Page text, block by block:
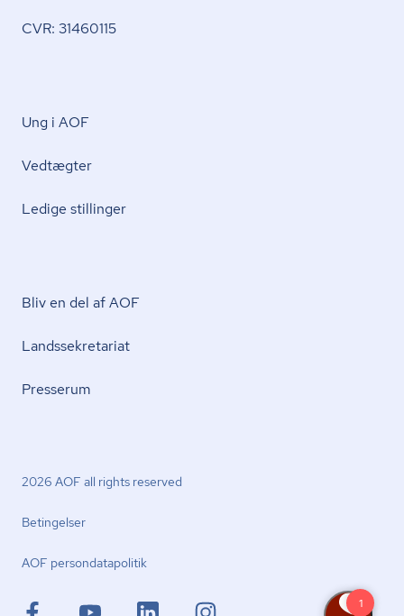
CVR: 31460115
Ung i AOF
Vedtægter
Ledige stillinger
Bliv en del af AOF
Lands­se­kre­ta­ri­at
Presserum
2026 AOF all rights reserved
Betingelser
AOF per­son­da­ta­po­li­tik